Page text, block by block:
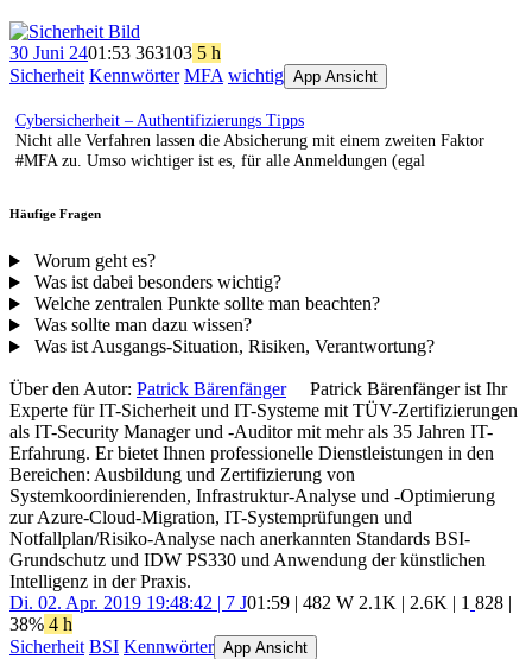
30 Juni 2401:53 363103 5 h
Sicherheit Kennwörter MFA wichtig App Ansicht
Cybersicherheit – Authentifizierungs Tipps
Nicht alle Verfahren lassen die Absicherung mit einem zweiten Faktor
#MFA zu. Umso wichtiger ist es, für alle Anmeldungen (egal
Häufige Fragen
Worum geht es?
Was ist dabei besonders wichtig?
Welche zentralen Punkte sollte man beachten?
Was sollte man dazu wissen?
Was ist Ausgangs-Situation, Risiken, Verantwortung?
Über den Autor: Patrick Bärenfänger
Patrick Bärenfänger ist Ihr
Experte für IT-Sicherheit und IT-Systeme mit TÜV-Zertifizierungen
als IT-Security Manager und -Auditor mit mehr als 35 Jahren IT-
Erfahrung. Er bietet Ihnen professionelle Dienstleistungen in den
Bereichen: Ausbildung und Zertifizierung von
Systemkoordinierenden, Infrastruktur-Analyse und -Optimierung
zur Azure-Cloud-Migration, IT-Systemprüfungen und
Notfallplan/Risiko-Analyse nach anerkannten Standards BSI-
Grundschutz und IDW PS330 und Anwendung der künstlichen
Intelligenz in der Praxis.
Di. 02. Apr. 2019 19:48:42 | 7 J01:59 | 482 W 2.1K | 2.6K | 1 828 |
38% 4 h
Sicherheit BSI Kennwörter App Ansicht